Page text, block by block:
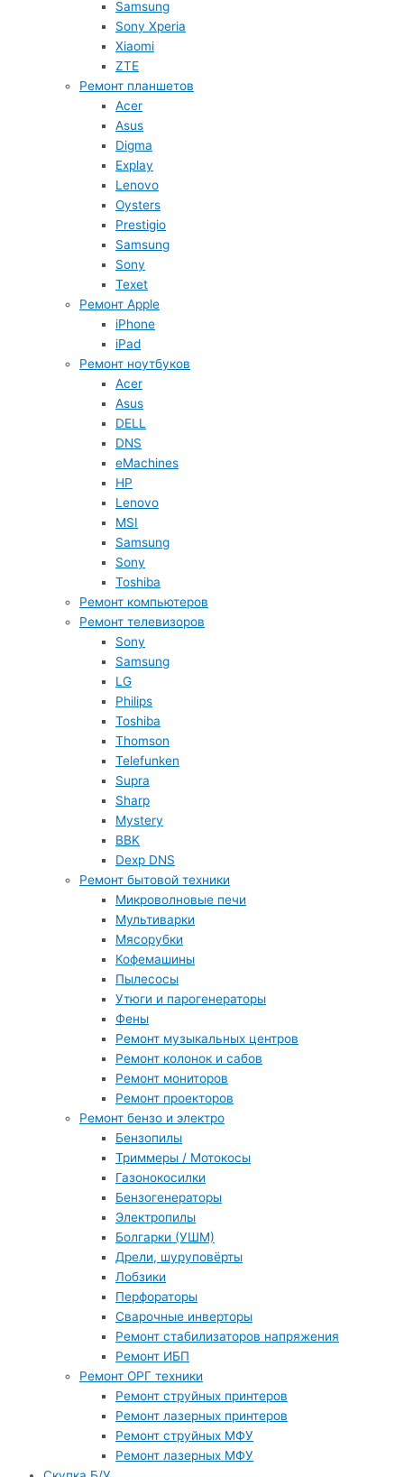
Samsung
Sony Xperia
Xiaomi
ZTE
Ремонт планшетов
Acer
Asus
Digma
Explay
Lenovo
Oysters
Prestigio
Samsung
Sony
Texet
Ремонт Apple
iPhone
iPad
Ремонт ноутбуков
Acer
Asus
DELL
DNS
eMachines
HP
Lenovo
MSI
Samsung
Sony
Toshiba
Ремонт компьютеров
Ремонт телевизоров
Sony
Samsung
LG
Philips
Toshiba
Thomson
Telefunken
Supra
Sharp
Mystery
BBK
Dexp DNS
Ремонт бытовой техники
Микроволновые печи
Мультиварки
Мясорубки
Кофемашины
Пылесосы
Утюги и парогенераторы
Фены
Ремонт музыкальных центров
Ремонт колонок и сабов
Ремонт мониторов
Ремонт проекторов
Ремонт бензо и электро
Бензопилы
Триммеры / Мотокосы
Газонокосилки
Бензогенераторы
Электропилы
Болгарки (УШМ)
Дрели, шуруповёрты
Лобзики
Перфораторы
Сварочные инверторы
Ремонт стабилизаторов напряжения
Ремонт ИБП
Ремонт ОРГ техники
Ремонт струйных принтеров
Ремонт лазерных принтеров
Ремонт струйных МФУ
Ремонт лазерных МФУ